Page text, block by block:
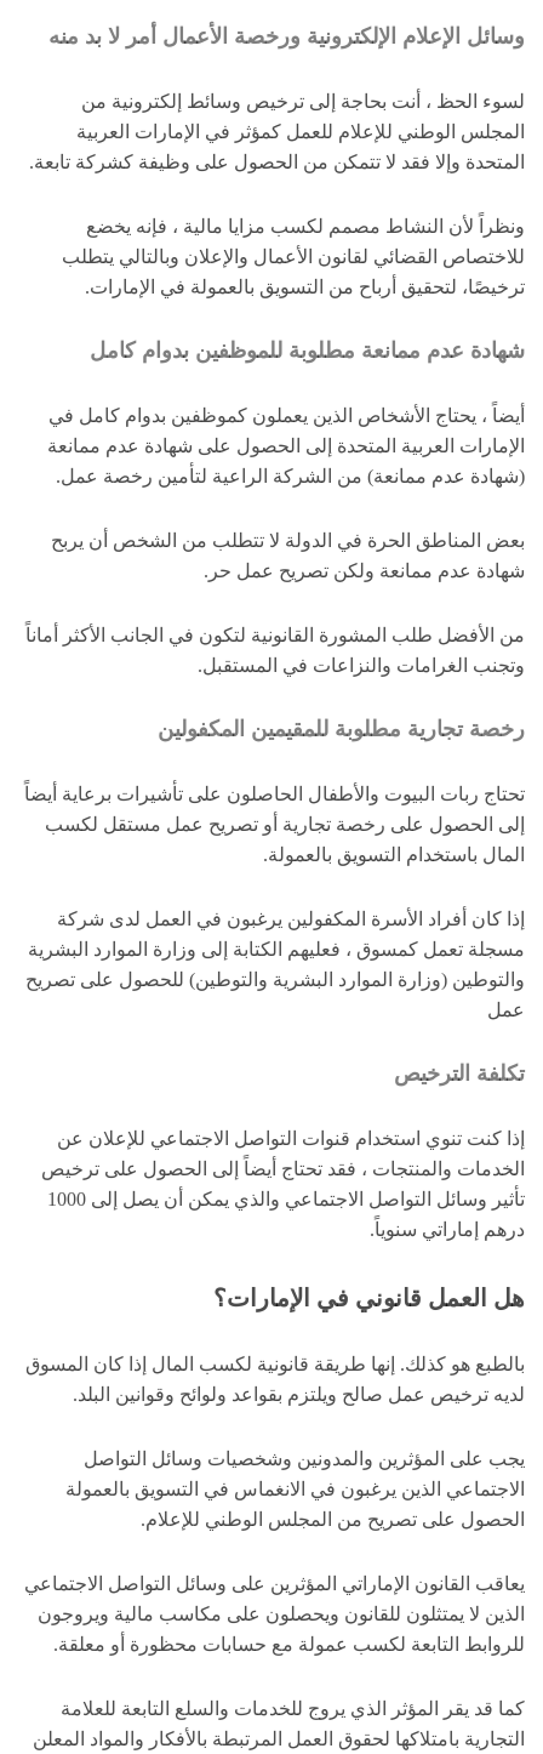
وسائل الإعلام الإلكترونية ورخصة الأعمال أمر لا بد منه
لسوء الحظ ، أنت بحاجة إلى ترخيص وسائط إلكترونية من
المجلس الوطني للإعلام للعمل كمؤثر في الإمارات العربية
المتحدة وإلا فقد لا تتمكن من الحصول على وظيفة كشركة تابعة.
ونظراً لأن النشاط مصمم لكسب مزايا مالية ، فإنه يخضع
للاختصاص القضائي لقانون الأعمال والإعلان وبالتالي يتطلب
ترخيصًا، لتحقيق أرباح من التسويق بالعمولة في الإمارات.
شهادة عدم ممانعة مطلوبة للموظفين بدوام كامل
أيضاً ، يحتاج الأشخاص الذين يعملون كموظفين بدوام كامل في
الإمارات العربية المتحدة إلى الحصول على شهادة عدم ممانعة
(شهادة عدم ممانعة) من الشركة الراعية لتأمين رخصة عمل.
بعض المناطق الحرة في الدولة لا تتطلب من الشخص أن يربح
شهادة عدم ممانعة ولكن تصريح عمل حر.
من الأفضل طلب المشورة القانونية لتكون في الجانب الأكثر أماناً
وتجنب الغرامات والنزاعات في المستقبل.
رخصة تجارية مطلوبة للمقيمين المكفولين
تحتاج ربات البيوت والأطفال الحاصلون على تأشيرات برعاية أيضاً
إلى الحصول على رخصة تجارية أو تصريح عمل مستقل لكسب
المال باستخدام التسويق بالعمولة.
إذا كان أفراد الأسرة المكفولين يرغبون في العمل لدى شركة
مسجلة تعمل كمسوق ، فعليهم الكتابة إلى وزارة الموارد البشرية
والتوطين (وزارة الموارد البشرية والتوطين) للحصول على تصريح
عمل
تكلفة الترخيص
إذا كنت تنوي استخدام قنوات التواصل الاجتماعي للإعلان عن
الخدمات والمنتجات ، فقد تحتاج أيضاً إلى الحصول على ترخيص
تأثير وسائل التواصل الاجتماعي والذي يمكن أن يصل إلى 1000
درهم إماراتي سنوياً.
هل العمل قانوني في الإمارات؟
بالطبع هو كذلك. إنها طريقة قانونية لكسب المال إذا كان المسوق
لديه ترخيص عمل صالح ويلتزم بقواعد ولوائح وقوانين البلد.
يجب على المؤثرين والمدونين وشخصيات وسائل التواصل
الاجتماعي الذين يرغبون في الانغماس في التسويق بالعمولة
الحصول على تصريح من المجلس الوطني للإعلام.
يعاقب القانون الإماراتي المؤثرين على وسائل التواصل الاجتماعي
الذين لا يمتثلون للقانون ويحصلون على مكاسب مالية ويروجون
للروابط التابعة لكسب عمولة مع حسابات محظورة أو معلقة.
كما قد يقر المؤثر الذي يروج للخدمات والسلع التابعة للعلامة
التجارية بامتلاكها لحقوق العمل المرتبطة بالأفكار والمواد المعلن